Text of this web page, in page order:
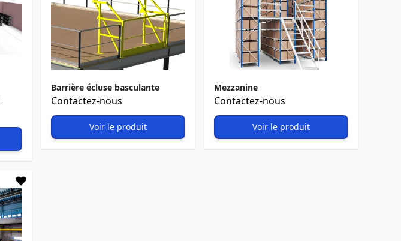
Barrière écluse basculante
Contactez-nous
Voir le produit
Mezzanine
Contactez-nous
Voir le produit